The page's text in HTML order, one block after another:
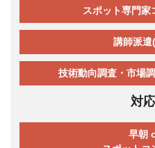
スポット専門家
講師派遣
技術動向調査・市場
対
早朝